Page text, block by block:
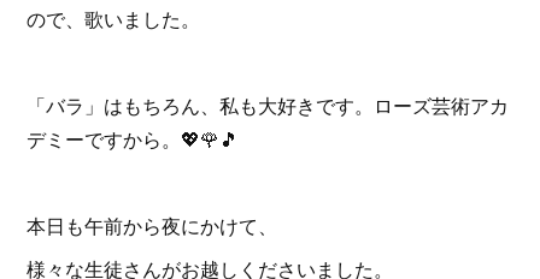
ので、歌いました。
「バラ」はもちろん、私も大好きです。ローズ芸術アカ
デミーですから。💖🌹🎵
本日も午前から夜にかけて、
様々な生徒さんがお越しくださいました。